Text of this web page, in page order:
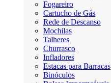
Fogareiro
Cartucho de Gás
Rede de Descanso
Mochilas
Talheres
Churrasco
Infladores
Estacas para Barracas
Binóculos